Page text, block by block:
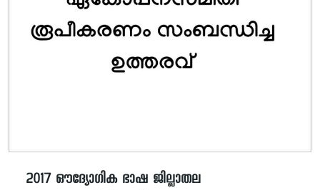
2017 ഔദ്യോഗിക ഭാഷ ജില്ലാതല